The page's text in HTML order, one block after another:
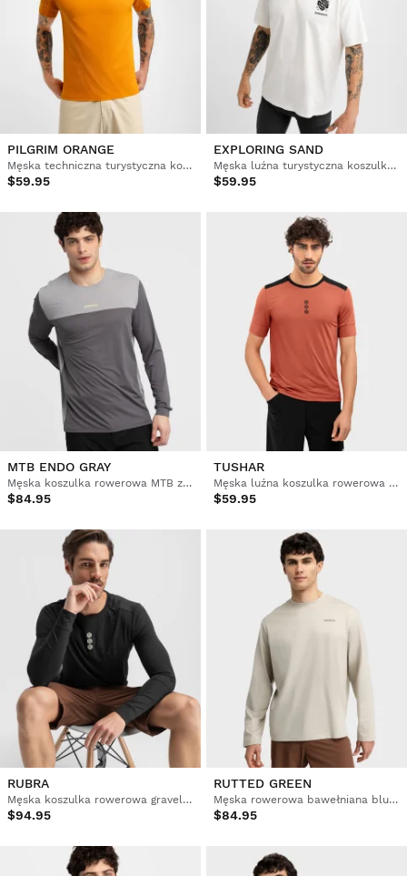
PILGRIM ORANGE
Męska techniczna turystyczna koszulka rowerowa z krótkim rękawem
$59.95
EXPLORING SAND
Męska luźna turystyczna koszulka kolarska z krótkim rękawem
$59.95
MTB ENDO GRAY
Męska koszulka rowerowa MTB z długim rękawem
$84.95
TUSHAR
Męska luźna koszulka rowerowa gravel
$59.95
RUBRA
Męska koszulka rowerowa gravel z długim rękawem
$94.95
RUTTED GREEN
Męska rowerowa bawełniana bluza gravel z długim rękawem
$84.95